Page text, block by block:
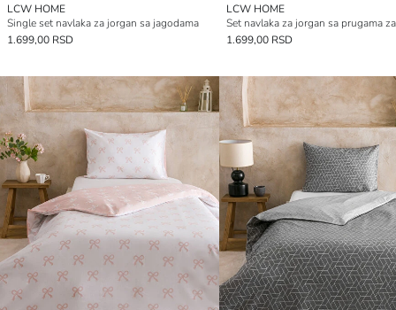
LCW HOME
Single set navlaka za jorgan sa jagodama
1.699,00 RSD
LCW HOME
1.699,00 RSD